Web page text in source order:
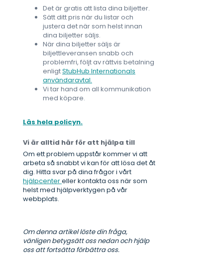
Det är gratis att lista dina biljetter.
Sätt ditt pris när du listar och
justera det när som helst innan
dina biljetter säljs.
När dina biljetter säljs är
biljettleveransen snabb och
problemfri, följt av rättvis betalning
enligtStubHub Internationals
användaravtal.
Vi tar hand om all kommunikation
med köpare.
Läs hela policyn.
Vi är alltid här för att hjälpa till
Om ett problem uppstår kommer vi att
arbeta så snabbt vi kan för att lösa det åt
dig. Hitta svar på dina frågor i vårt
hjälpcentereller kontakta oss när som
helst med hjälpverktygen på vår
webbplats.
Om denna artikel löste din fråga,
vänligen betygsätt oss nedan och hjälp
oss att fortsätta förbättra oss.